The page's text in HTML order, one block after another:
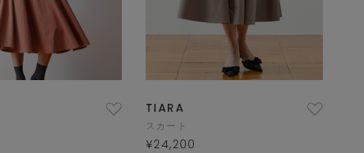
TIARA
スカート
¥24,200